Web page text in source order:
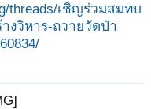
threads/เชิญร่วมสมทบ
วิหาร-ถวายวัดป่า